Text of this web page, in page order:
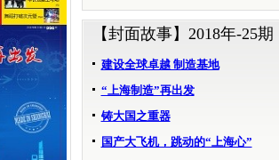
【封面故事】 2018年-25期
建设全球卓越 制造基地
“上海制造”再出发
铸大国之重器
国产大飞机，跳动的“上海心”